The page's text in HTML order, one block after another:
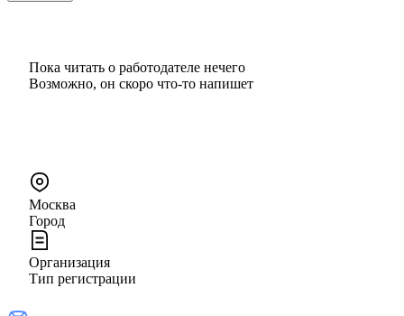
Пока читать о работодателе нечего
Возможно, он скоро что‑то напишет
Москва
Город
Организация
Тип регистрации